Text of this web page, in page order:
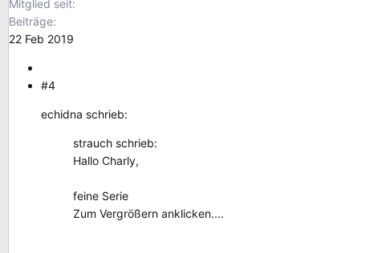
Mitglied seit
Beiträge
22 Feb 2019
#4
echidna schrieb:
strauch schrieb:
Hallo Charly,
feine Serie
Zum Vergrößern anklicken....